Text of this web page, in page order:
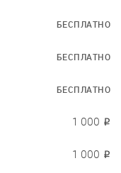
БЕСПЛАТНО
БЕСПЛАТНО
БЕСПЛАТНО
1 000 ₽
1 000 ₽